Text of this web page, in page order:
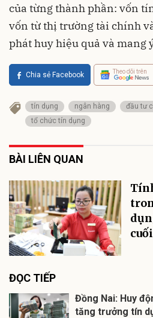
của từng thành phần: vốn
vốn từ thị trường tài chính
phát huy hiệu quả và mang
Chia sẻ Facebook Theo dõi trên
tín dụng ngân hàng đầu tư
tổ chức tín dụng
BÀI LIÊN QUAN
ĐỌC TIẾP
Đồng Nai: Huy
tăng trưởng tín